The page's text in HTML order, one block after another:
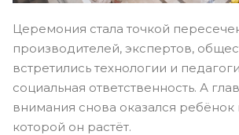
Церемония стала точкой
производителей, экспертов,
встретились технологии и
социальная ответственность. А
внимания снова оказался ребёнок
которой он растёт.